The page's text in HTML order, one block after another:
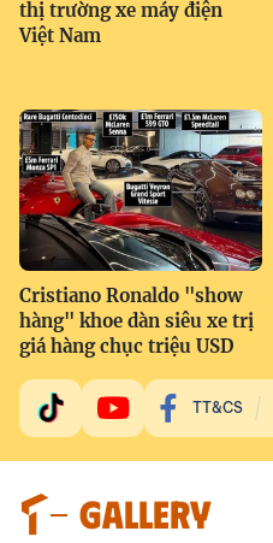
thị trường xe máy điện
Việt Nam
Cristiano Ronaldo "show
hàng" khoe dàn siêu xe trị
giá hàng chục triệu USD
TT&CS
GALLERY